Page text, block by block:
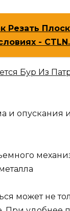
Резать
-
Бур Из
и опускания
может не